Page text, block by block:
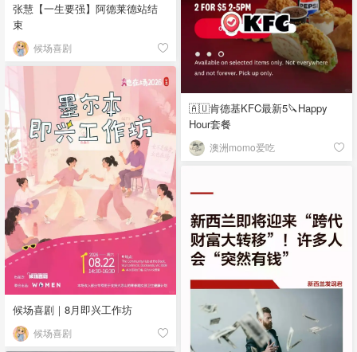
张慧【一生要强】阿德莱德站结
束
候场喜剧
🇦🇺肯德基KFC最新5🔪Happy
Hour套餐
澳洲momo爱吃
候场喜剧｜8月即兴工作坊
候场喜剧